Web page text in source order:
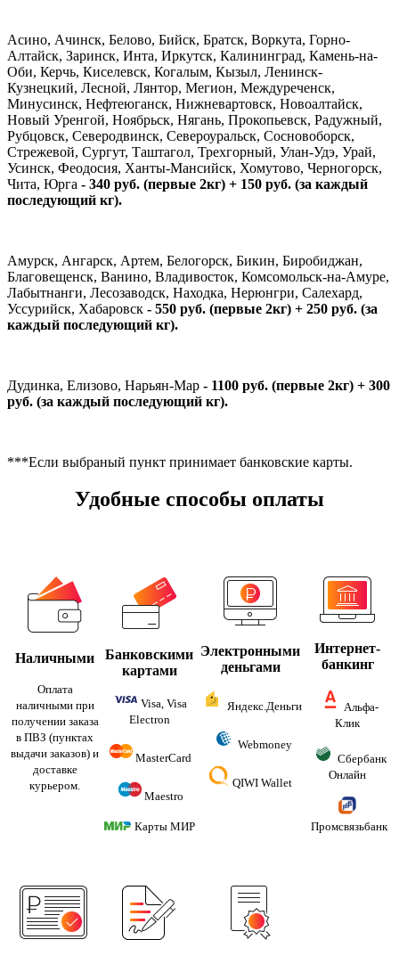
Асино, Ачинск, Белово, Бийск, Братск, Воркута, Горно-
Алтайск, Заринск, Инта, Иркутск, Калининград, Камень-на-
Оби, Керчь, Киселевск, Когалым, Кызыл, Ленинск-
Кузнецкий, Лесной, Лянтор, Мегион, Междуреченск,
Минусинск, Нефтеюганск, Нижневартовск, Новоалтайск,
Новый Уренгой, Ноябрьск, Нягань, Прокопьевск, Радужный,
Рубцовск, Северодвинск, Североуральск, Сосновоборск,
Стрежевой, Сургут, Таштагол, Трехгорный, Улан-Удэ, Урай,
Усинск, Феодосия, Ханты-Мансийск, Хомутово, Черногорск,
Чита, Юрга - 340 руб. (первые 2кг) + 150 руб. (за каждый
последующий кг).
Амурск, Ангарск, Артем, Белогорск, Бикин, Биробиджан,
Благовещенск, Ванино, Владивосток, Комсомольск-на-Амуре,
Лабытнанги, Лесозаводск, Находка, Нерюнгри, Салехард,
Уссурийск, Хабаровск - 550 руб. (первые 2кг) + 250 руб. (за
каждый последующий кг).
Дудинка, Елизово, Нарьян-Мар - 1100 руб. (первые 2кг) + 300
руб. (за каждый последующий кг).
***Если выбраный пункт принимает банковские карты.
Удобные способы оплаты
Наличными
Оплата
наличными при
получении заказа
в ПВЗ (пунктах
выдачи заказов) и
доставке
курьером.
Банковскими
картами
Visa, Visa
Electron
MasterCard
Maestro
Карты МИР
Электронными
деньгами
Яндекс.Деньги
Webmoney
QIWI Wallet
Интернет-
банкинг
Альфа-
Клик
Сбербанк
Онлайн
Промсвязьбанк